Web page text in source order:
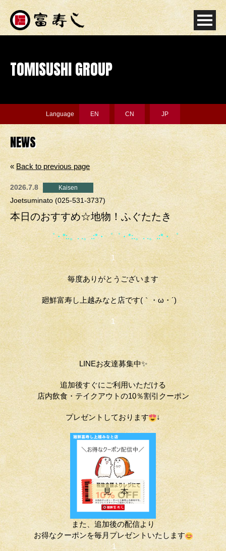
TOMISUSHI GROUP
Language EN CN JP
NEWS
« Back to previous page
2026.7.8 Kaisen
Joetsuminato (025-531-3737)
本日のおすすめ☆地物！ふぐたたき
゜・*:.。. .。.:*・゜゜・*:.。. .。.:*・゜
1
毎度ありがとうございます
廻鮮富寿し上越みなと店です(｀・ω・´)ゞ
1
LINEお友達募集中✨
追加後すぐにご利用いただける
店内飲食・テイクアウトの10％割引クーポン
プレゼントしております ↓
また、追加後の配信より
お得なクーポンを毎月プレゼントいたします
1